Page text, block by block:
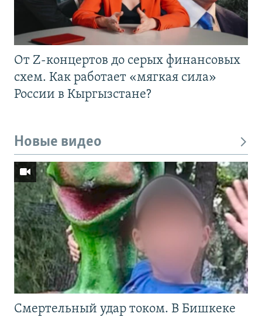
От Z-концертов до серых финансовых
схем. Как работает «мягкая сила»
России в Кыргызстане?
Новые видео
Смертельный удар током. В Бишкеке